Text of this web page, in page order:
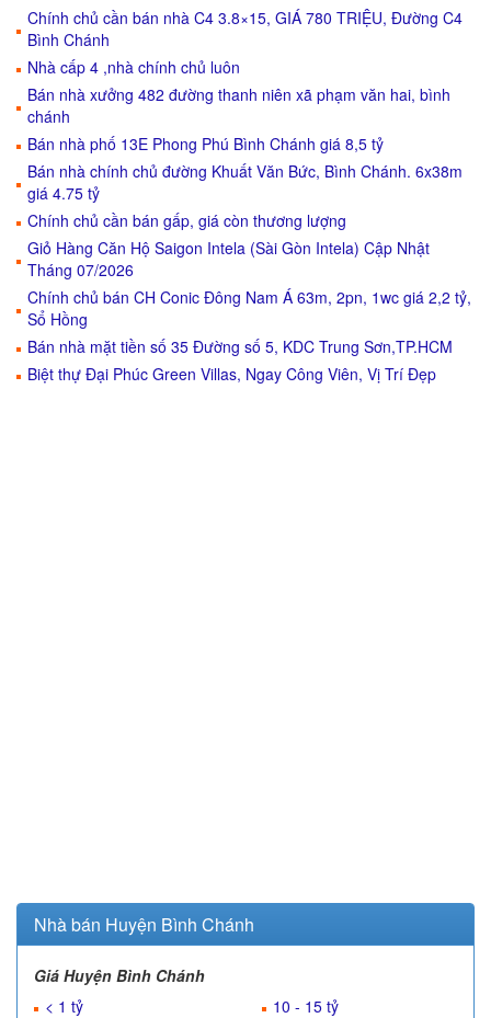
Chính chủ cần bán nhà C4 3.8×15, GIÁ 780 TRIỆU, Đường C4
Bình Chánh
Nhà cấp 4 ,nhà chính chủ luôn
Bán nhà xưởng 482 đường thanh niên xã phạm văn hai, bình
chánh
Bán nhà phố 13E Phong Phú Bình Chánh giá 8,5 tỷ
Bán nhà chính chủ đường Khuất Văn Bức, Bình Chánh. 6x38m
giá 4.75 tỷ
Chính chủ cần bán gấp, giá còn thương lượng
Giỏ Hàng Căn Hộ Saigon Intela (Sài Gòn Intela) Cập Nhật
Tháng 07/2026
Chính chủ bán CH Conic Đông Nam Á 63m, 2pn, 1wc giá 2,2 tỷ,
Sổ Hồng
Bán nhà mặt tiền số 35 Đường số 5, KDC Trung Sơn,TP.HCM
Biệt thự Đại Phúc Green Villas, Ngay Công Viên, Vị Trí Đẹp
Nhà bán Huyện Bình Chánh
Giá Huyện Bình Chánh
< 1 tỷ
10 - 15 tỷ